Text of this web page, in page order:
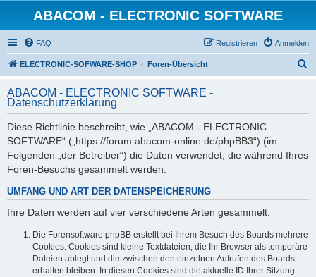
ABACOM - ELECTRONIC SOFTWARE
FAQ Anmelden
Registrieren
ELECTRONIC-SOFWARE-SHOP Foren-Übersicht
h
ABACOM - ELECTRONIC SOFTWARE -
Datenschutzerklärung
Diese Richtlinie beschreibt, wie „ABACOM - ELECTRONIC
SOFTWARE“ („https://forum.abacom-online.de/phpBB3“) (im
Folgenden „der Betreiber“) die Daten verwendet, die während Ihres
Foren-Besuchs gesammelt werden.
UMFANG UND ART DER DATENSPEICHERUNG
Ihre Daten werden auf vier verschiedene Arten gesammelt:
Die Forensoftware phpBB erstellt bei Ihrem Besuch des Boards mehrere
Cookies. Cookies sind kleine Textdateien, die Ihr Browser als temporäre
Dateien ablegt und die zwischen den einzelnen Aufrufen des Boards
erhalten bleiben. In diesen Cookies sind die aktuelle ID Ihrer Sitzung